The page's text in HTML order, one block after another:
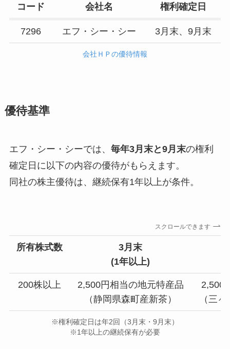
コード 会社名 権利確定日
7296 エフ・シー・シー 3月末、9月末
会社ＨＰの優待情報
優待基準
エフ・シー・シーでは、 毎年3月末と9月末の権利
確定日に以下の内容の優待がもらえます。
同社の株主優待は、継続保有1年以上が条件。
スクロールできます
所有株式数
3月末
(1年以上)
200株以上
2,500円相当の地元特産品
（静岡県森町産新茶）
2,500
（三
※権利確定日は年2回（3月末・9月末）
※1年以上の継続保有が必要